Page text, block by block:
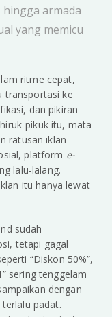
armada
yang memicu
ritme cepat,
transportasi ke
dan pikiran
pikuk itu, mata
ratusan iklan
platform e-
lalu-lalang.
itu hanya lewat
sudah
tetapi gagal
“Diskon 50%”,
sering tenggelam
dengan
padat.